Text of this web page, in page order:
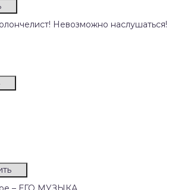
Невозможно наслушаться!